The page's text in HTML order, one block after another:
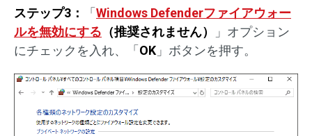
ステップ3： 「Windows Defenderファイアウォー
ルを無効にする （推奨されません）
」オプション
にチェックを入れ、「OK 」ボタンを押す。